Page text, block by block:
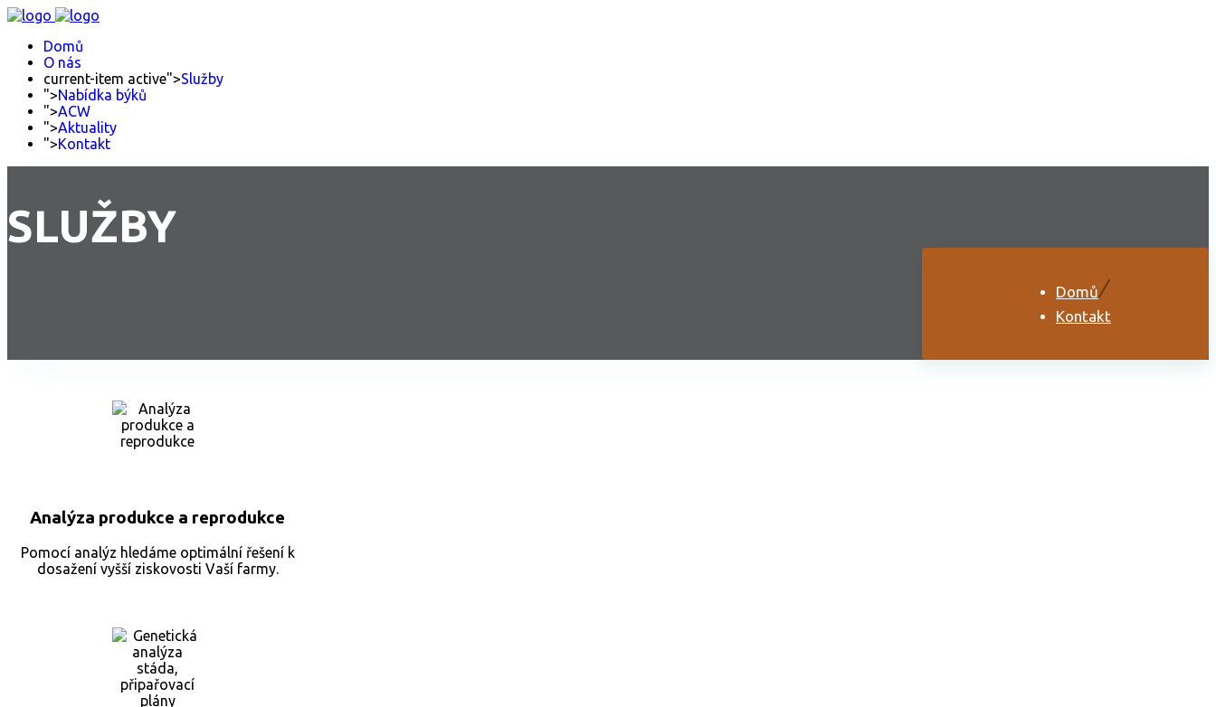
Domů
O nás
current-item active">Služby
">Nabídka býků
">ACW
">Aktuality
">Kontakt
SLUŽBY
Domů
Kontakt
Analýza produkce a reprodukce
Pomocí analýz hledáme optimální řešení k
dosažení vyšší ziskovosti Vaší farmy.